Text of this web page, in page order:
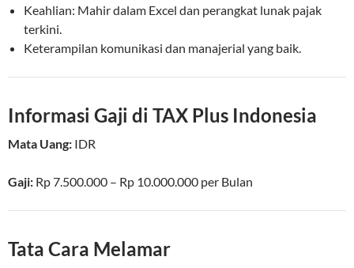
Keahlian: Mahir dalam Excel dan perangkat lunak pajak
terkini.
Keterampilan komunikasi dan manajerial yang baik.
Informasi Gaji di TAX Plus Indonesia
Mata Uang: IDR
Gaji: Rp 7.500.000 – Rp 10.000.000 per Bulan
Tata Cara Melamar